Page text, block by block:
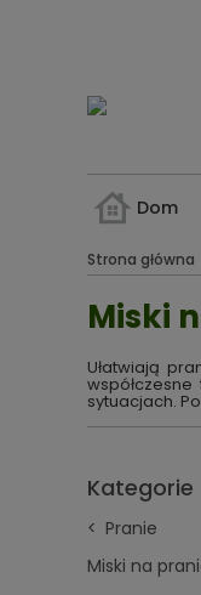
Dom
Strona główna
Miski
Ułatwiają
sytuacjach.
Kategorie
Pranie
Miski na